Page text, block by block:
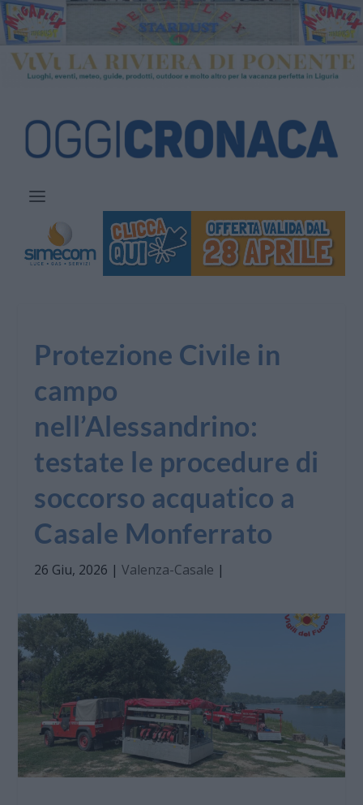
Protezione Civile in
campo
nell’Alessandrino:
testate le procedure di
soccorso acquatico a
Casale Monferrato
26 Giu, 2026 |Valenza-Casale |